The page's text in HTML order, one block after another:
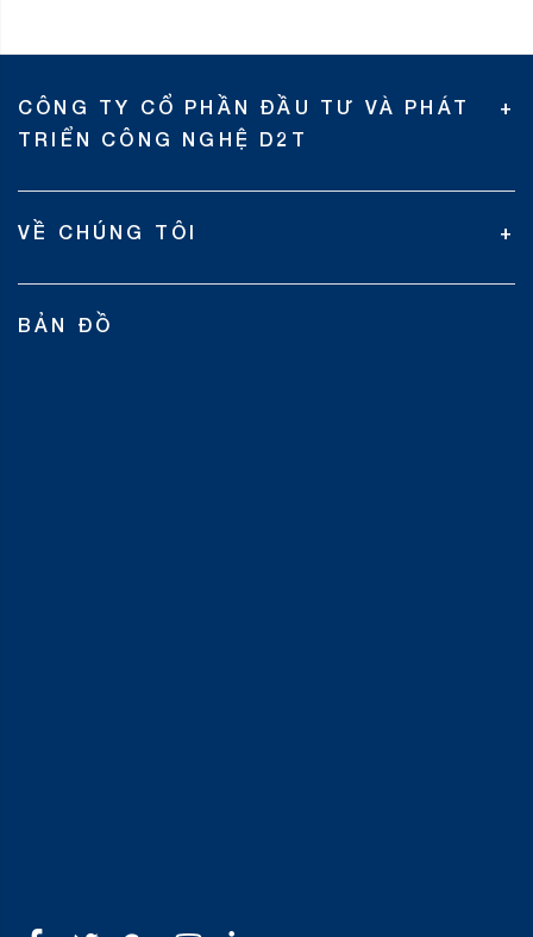
CÔNG TY CỔ PHẦN ĐẦU TƯ VÀ PHÁT
TRIỂN CÔNG NGHỆ D2T
VỀ CHÚNG TÔI
BẢN ĐỒ